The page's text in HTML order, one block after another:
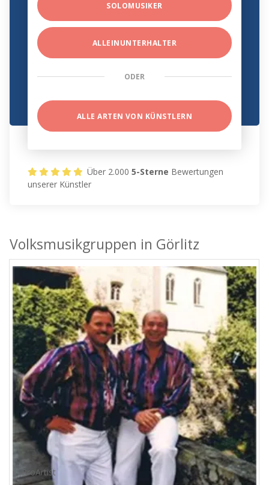
SOLOMUSIKER
ALLEINUNTERHALTER
ODER
ALLE ARTEN VON KÜNSTLERN
Über 2.0005-Sterne Bewertungen
unserer Künstler
Volksmusikgruppen in Görlitz
ProArtist